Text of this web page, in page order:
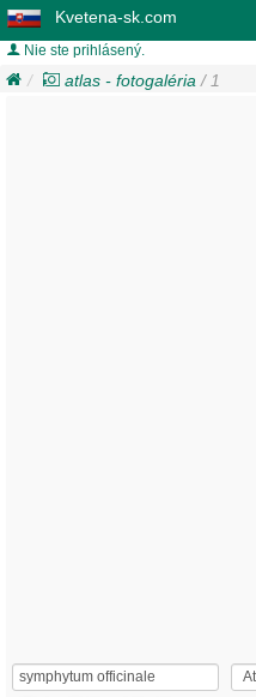
Kvetena-sk.com
Nie ste prihlásený.
atlas - fotogaléria / 1